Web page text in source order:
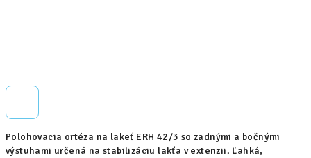
Polohovacia ortéza na lakeť ERH 42/3 so zadnými a bočnými
výstuhami určená na stabilizáciu lakťa v extenzii. Ľahká,